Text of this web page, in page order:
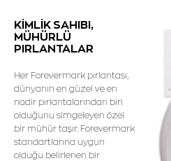
KİMLİK SAHIBI,
MÜHÜRLÜ
PIRLANTALAR
Her Forevermark pırlantası,
dünyanın en güzel ve en
nadir pırlantalarından biri
olduğunu simgeleyen özel
bir mühür taşır. Forevermark
standartlarına uygun
olduğu belirlenen bir